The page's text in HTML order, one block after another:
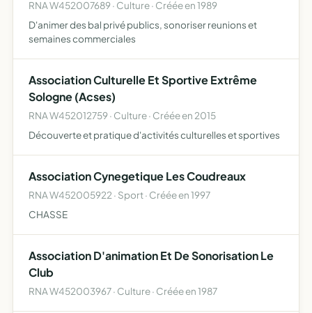
RNA W452007689 · Culture · Créée en 1989
D'animer des bal privé publics, sonoriser reunions et
semaines commerciales
Association Culturelle Et Sportive Extrême
Sologne (Acses)
RNA W452012759 · Culture · Créée en 2015
Découverte et pratique d'activités culturelles et sportives
Association Cynegetique Les Coudreaux
RNA W452005922 · Sport · Créée en 1997
CHASSE
Association D'animation Et De Sonorisation Le
Club
RNA W452003967 · Culture · Créée en 1987